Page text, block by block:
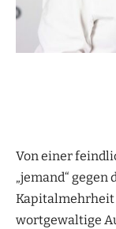
Von einer
„jemand“
Kapitalmehrheit
wortgewaltige